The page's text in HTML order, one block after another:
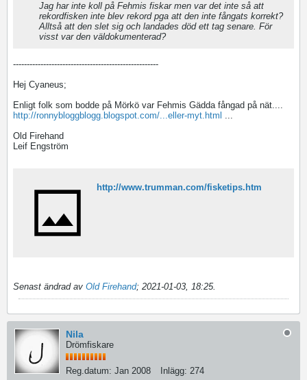
Jag har inte koll på Fehmis fiskar men var det inte så att
rekordfisken inte blev rekord pga att den inte fångats korrekt?
Alltså att den slet sig och landades död ett tag senare. För
visst var den väldokumenterad?
-----------------------------------------------------
Hej Cyaneus;
Enligt folk som bodde på Mörkö var Fehmis Gädda fångad på nät....
http://ronnybloggblogg.blogspot.com/...eller-myt.html ...
Old Firehand
Leif Engström
http://www.trumman.com/fisketips.htm
Senast ändrad av Old Firehand; 2021-01-03, 18:25.
Nila
Drömfiskare
Reg.datum: Jan 2008 Inlägg: 274